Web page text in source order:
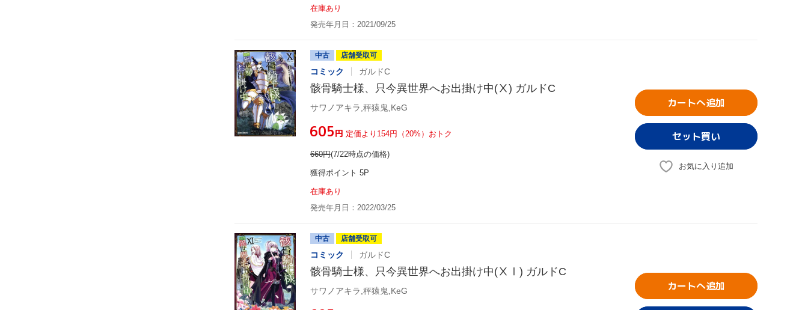
在庫あり
発売年月日：2021/09/25
中古 店舗受取可
コミック ガルドC
骸骨騎士様、只今異世界へお出掛け中(Ⅹ) ガルドC
サワノアキラ,秤猿鬼,KeG
¥605円 定価より154円（20%）おトク
660円(7/22時点の価格)
獲得ポイント 5P
在庫あり
発売年月日：2022/03/25
カートへ追加
お気に入り追加
中古 店舗受取可
コミック ガルドC
骸骨騎士様、只今異世界へお出掛け中(ⅩⅠ) ガルドC
サワノアキラ,秤猿鬼,KeG カートへ追加